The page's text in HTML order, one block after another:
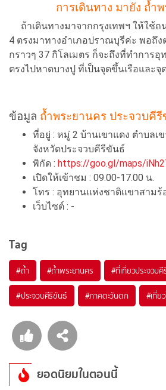
การเดินทาง มายัง ถ้ำ
ถ้าเดินทางมาจากกรุงเทพฯ ให้ใช้ถ
4 ตรงมาทางอำเภอปราณบุรีค่ะ พอถึง
กราวๆ 37 กิโลเมตร ก็จะถึงที่ทำการ
ตรงไปหาดบางปู ที่เป็นจุดขึ้นเรือและจุ
ข้อมูล ถ้ำพระยานคร ประจวบคี
ที่อยู่ : หมู่ 2 บ้านเขาแดง ตำบลเ
จังหวัดประจวบคีรีขันธ์
พิกัด : https://goo.gl/maps/
เปิดให้เข้าชม : 09.00-17.00 น.
โทร : อุทยานแห่งชาติเเขาสามร้
เว็บไซต์ : -
Tag
#ถ้ำ #ถ้ำพระยานคร #ที่เที่ยวประจวบ
#ประจวบคีรีขันธ์ #ภาคตะวันตก #เที่ย
ยอดนิยมในตอนนี้